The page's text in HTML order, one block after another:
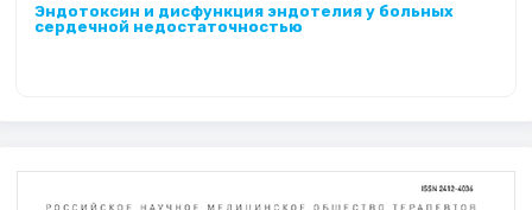
Эндотоксин и дисфункция эндотелия у больных
сердечной недостаточностью